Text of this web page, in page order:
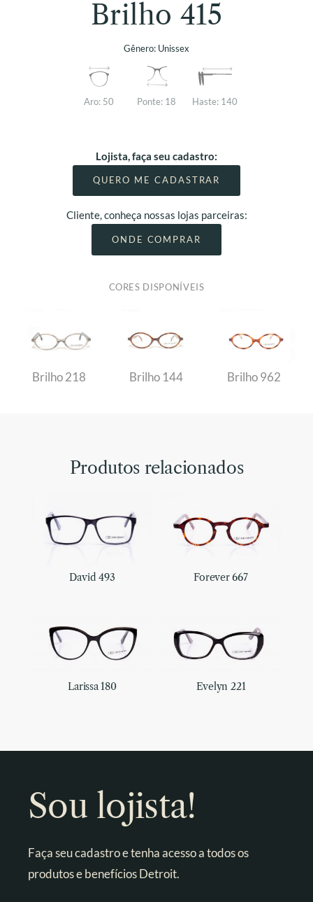
Brilho 415
Gênero: Unissex
Aro: 50 Ponte: 18 Haste: 140
Lojista, faça seu cadastro:
QUERO ME CADASTRAR
Cliente, conheça nossas lojas parceiras:
ONDE COMPRAR
CORES DISPONÍVEIS
Brilho 218 Brilho 144 Brilho 962
Produtos relacionados
David 493 Forever 667
Larissa 180 Evelyn 221
Sou lojista!
Faça seu cadastro e tenha acesso a todos os
produtos e benefícios Detroit.